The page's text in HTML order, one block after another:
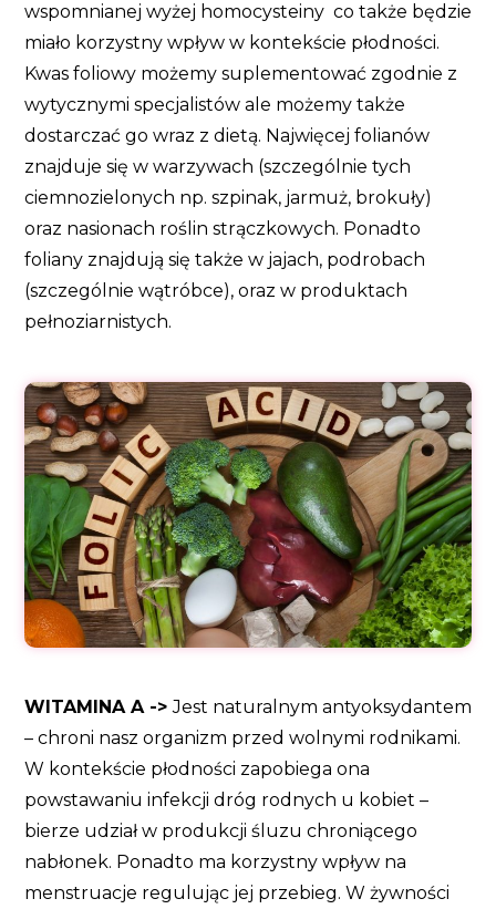
wspomnianej wyżej homocysteiny co także będzie
miało korzystny wpływ w kontekście płodności.
Kwas foliowy możemy suplementować zgodnie z
wytycznymi specjalistów ale możemy także
dostarczać go wraz z dietą. Najwięcej folianów
znajduje się w warzywach (szczególnie tych
ciemnozielonych np. szpinak, jarmuż, brokuły)
oraz nasionach roślin strączkowych. Ponadto
foliany znajdują się także w jajach, podrobach
(szczególnie wątróbce), oraz w produktach
pełnoziarnistych.
WITAMINA A ->Jest naturalnym antyoksydantem
– chroni nasz organizm przed wolnymi rodnikami.
W kontekście płodności zapobiega ona
powstawaniu infekcji dróg rodnych u kobiet –
bierze udział w produkcji śluzu chroniącego
nabłonek. Ponadto ma korzystny wpływ na
menstruacje regulując jej przebieg. W żywności